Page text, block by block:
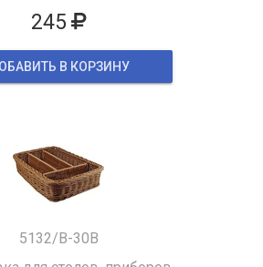
245
В КОРЗИНУ
5132/B-30B